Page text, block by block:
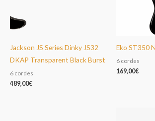
Jackson JS Series Dinky JS32
DKAP Transparent Black Burst
6 cordes
489,00€
Eko ST350
6 cordes
169,00€